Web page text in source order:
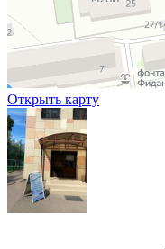
Открыть карту